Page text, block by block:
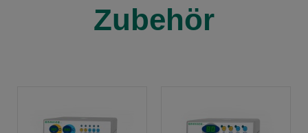
Zubehör